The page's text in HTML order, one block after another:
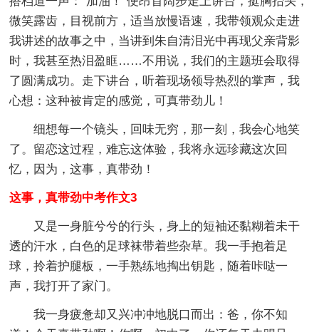
微笑露齿，目视前方，适当放慢语速，我带领观众走进
我讲述的故事之中，当讲到朱自清泪光中再现父亲背影
时，我甚至热泪盈眶……不用说，我们的主题班会取得
了圆满成功。走下讲台，听着现场领导热烈的掌声，我
心想：这种被肯定的感觉，可真带劲儿！
细想每一个镜头，回味无穷，那一刻，我会心地笑
了。留恋这过程，难忘这体验，我将永远珍藏这次回
忆，因为，这事，真带劲！
这事，真带劲中考作文3
又是一身脏兮兮的行头，身上的短袖还黏糊着未干
透的汗水，白色的足球袜带着些杂草。我一手抱着足
球，拎着护腿板，一手熟练地掏出钥匙，随着咔哒一
声，我打开了家门。
我一身疲惫却又兴冲冲地脱口而出：爸，你不知